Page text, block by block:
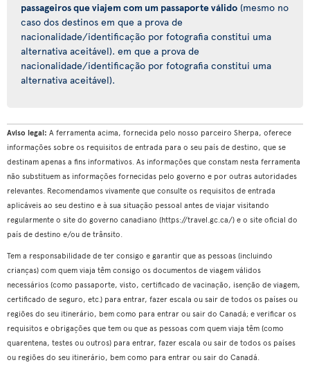
passageiros que viajem com um passaporte válido (mesmo no
caso dos destinos em que a prova de
nacionalidade/identificação por fotografia constitui uma
alternativa aceitável). em que a prova de
nacionalidade/identificação por fotografia constitui uma
alternativa aceitável).
Aviso legal: A ferramenta acima, fornecida pelo nosso parceiro Sherpa, oferece
informações sobre os requisitos de entrada para o seu país de destino, que se
destinam apenas a fins informativos. As informações que constam nesta ferramenta
não substituem as informações fornecidas pelo governo e por outras autoridades
relevantes. Recomendamos vivamente que consulte os requisitos de entrada
aplicáveis ao seu destino e à sua situação pessoal antes de viajar visitando
regularmente o site do governo canadiano (https://travel.gc.ca/) e o site oficial do
país de destino e/ou de trânsito.
Tem a responsabilidade de ter consigo e garantir que as pessoas (incluindo
crianças) com quem viaja têm consigo os documentos de viagem válidos
necessários (como passaporte, visto, certificado de vacinação, isenção de viagem,
certificado de seguro, etc.) para entrar, fazer escala ou sair de todos os países ou
regiões do seu itinerário, bem como para entrar ou sair do Canadá; e verificar os
requisitos e obrigações que tem ou que as pessoas com quem viaja têm (como
quarentena, testes ou outros) para entrar, fazer escala ou sair de todos os países
ou regiões do seu itinerário, bem como para entrar ou sair do Canadá.